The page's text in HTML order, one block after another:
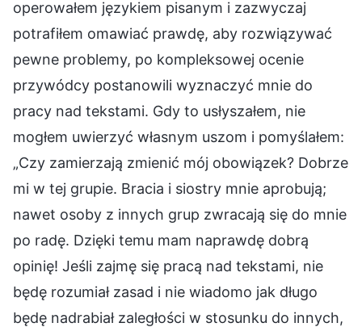
operowałem językiem pisanym i zazwyczaj
potrafiłem omawiać prawdę, aby rozwiązywać
pewne problemy, po kompleksowej ocenie
przywódcy postanowili wyznaczyć mnie do
pracy nad tekstami. Gdy to usłyszałem, nie
mogłem uwierzyć własnym uszom i pomyślałem:
„Czy zamierzają zmienić mój obowiązek? Dobrze
mi w tej grupie. Bracia i siostry mnie aprobują;
nawet osoby z innych grup zwracają się do mnie
po radę. Dzięki temu mam naprawdę dobrą
opinię! Jeśli zajmę się pracą nad tekstami, nie
będę rozumiał zasad i nie wiadomo jak długo
będę nadrabiał zaległości w stosunku do innych,